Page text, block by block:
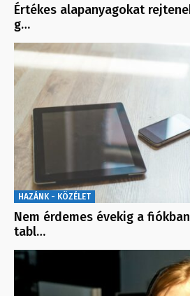
Értékes alapanyagokat
g…
HAZÁNK - KÖZÉLET
Nem érdemes évekig a
tabl…